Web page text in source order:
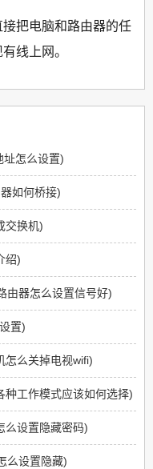
把电脑和路由器的任
线上网。
址怎么设置)
如何桥接)
交换机)
绍)
由器怎么设置信号好)
置)
怎么关掉电视wifi)
种工作模式应该如何选择)
么设置隐藏密码)
么设置隐藏)